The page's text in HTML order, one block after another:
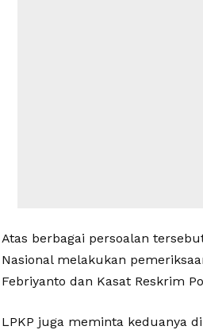
Atas berbagai persoalan
Nasional melakukan
Febriyanto dan Kasat Reskrim
LPKP juga meminta keduanya